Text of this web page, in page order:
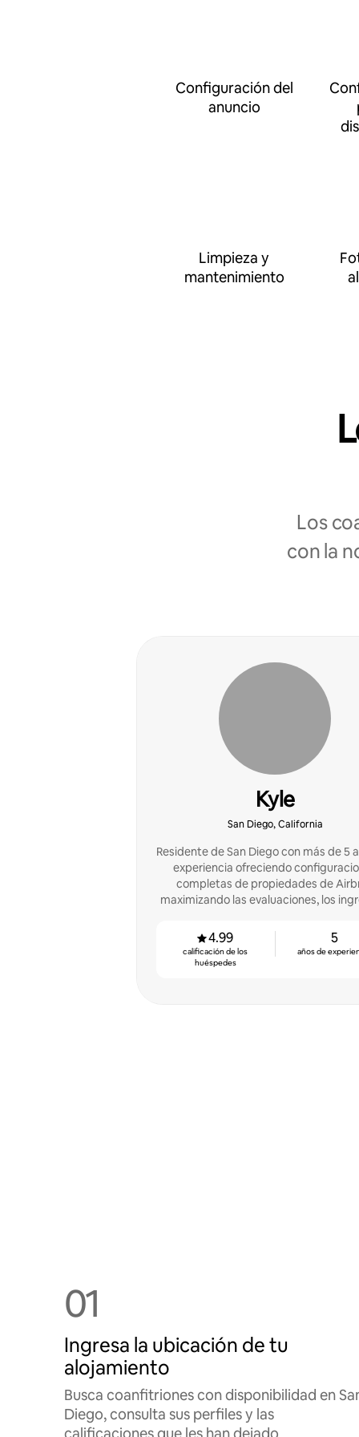
Configuración del
anuncio
Limpieza y
mantenimiento
Los
con la
Kyle
San Diego, California
Residente de San Diego con más de 5
experiencia ofreciendo
completas de propiedades de
maximizando las evaluaciones, los
4.99
calificación de los
huéspedes
5
años de
01
Ingresa la ubicación de tu
alojamiento
Busca coanfitriones con disponibilidad en
Diego, consulta sus perfiles y las